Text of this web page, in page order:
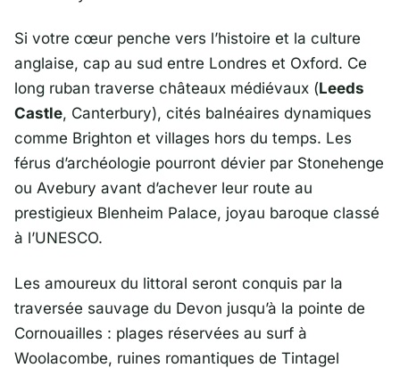
Si votre cœur penche vers l’histoire et la culture
anglaise, cap au sud entre Londres et Oxford. Ce
long ruban traverse châteaux médiévaux (Leeds
Castle, Canterbury), cités balnéaires dynamiques
comme Brighton et villages hors du temps. Les
férus d’archéologie pourront dévier par Stonehenge
ou Avebury avant d’achever leur route au
prestigieux Blenheim Palace, joyau baroque classé
à l’UNESCO.
Les amoureux du littoral seront conquis par la
traversée sauvage du Devon jusqu’à la pointe de
Cornouailles : plages réservées au surf à
Woolacombe, ruines romantiques de Tintagel